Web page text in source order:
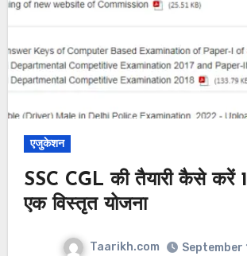
एजुकेशन
SSC CGL की तैयारी कैसे करें
एक विस्तृत योजना
Taarikh.com
September